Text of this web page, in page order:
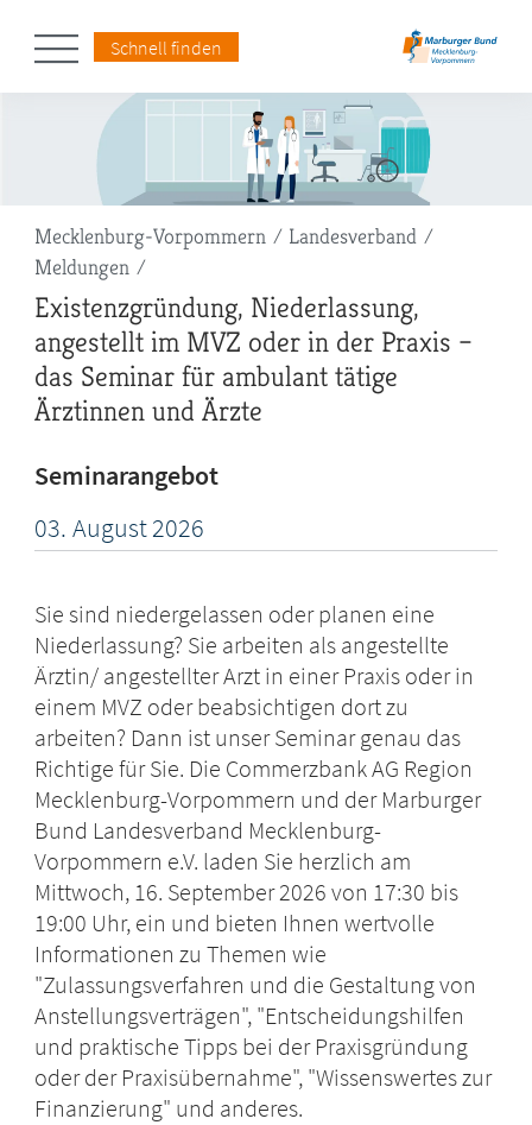
Schnell finden
Pfadnavigation
Mecklenburg-Vorpommern
Landesverband
Meldungen
Existenzgründung, Niederlassung,
angestellt im MVZ oder in der Praxis –
das Seminar für ambulant tätige
Ärztinnen und Ärzte
Seminarangebot
03. August2026
Sie sind niedergelassen oder planen eine
Niederlassung? Sie arbeiten als angestellte
Ärztin/ angestellter Arzt in einer Praxis oder in
einem MVZ oder beabsichtigen dort zu
arbeiten? Dann ist unser Seminar genau das
Richtige für Sie. Die Commerzbank AG Region
Mecklenburg-Vorpommern und der Marburger
Bund Landesverband Mecklenburg-
Vorpommern e.V. laden Sie herzlich am
Mittwoch, 16. September 2026 von 17:30 bis
19:00 Uhr, ein und bieten Ihnen wertvolle
Informationen zu Themen wie
"Zulassungsverfahren und die Gestaltung von
Anstellungsverträgen", "Entscheidungshilfen
und praktische Tipps bei der Praxisgründung
oder der Praxisübernahme", "Wissenswertes zur
Finanzierung" und anderes.